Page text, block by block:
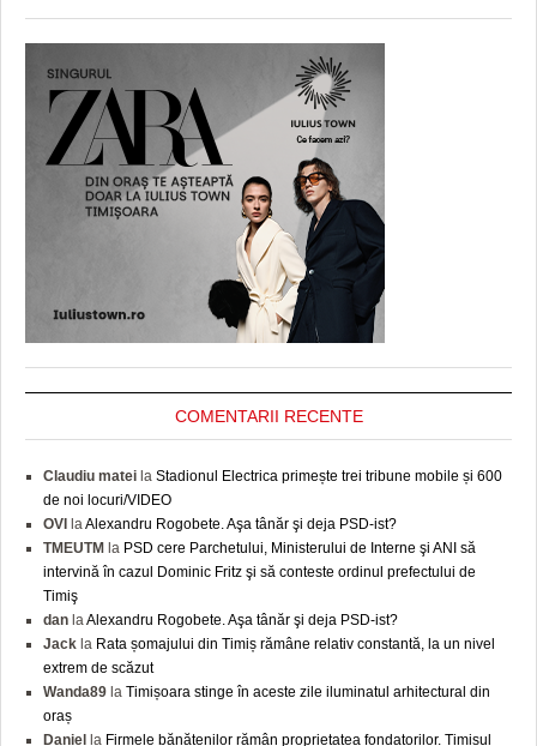
COMENTARII RECENTE
Claudiu matei la Stadionul Electrica primește trei tribune mobile și 600
de noi locuri/VIDEO
OVI la Alexandru Rogobete. Aşa tânăr şi deja PSD-ist?
TMEUTM la PSD cere Parchetului, Ministerului de Interne şi ANI să
intervină în cazul Dominic Fritz şi să conteste ordinul prefectului de
Timiş
dan la Alexandru Rogobete. Aşa tânăr şi deja PSD-ist?
Jack la Rata șomajului din Timiș rămâne relativ constantă, la un nivel
extrem de scăzut
Wanda89 la Timișoara stinge în aceste zile iluminatul arhitectural din
oraș
Daniel la Firmele bănățenilor rămân proprietatea fondatorilor. Timișul